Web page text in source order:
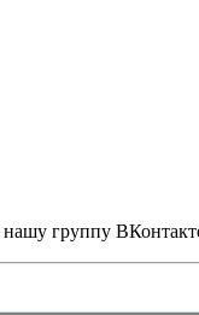
нашу группу